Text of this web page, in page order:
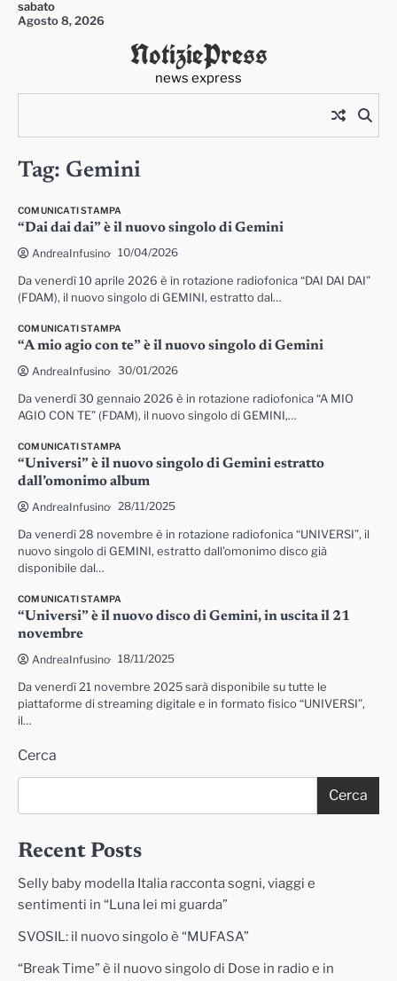
Skipsabato
Agosto 8, 2026
NotiziePress
news express
Tag: Gemini
COMUNICATI STAMPA
“Dai dai dai” è il nuovo singolo di Gemini
AndreaInfusino 10/04/2026
Da venerdì 10 aprile 2026 è in rotazione radiofonica “DAI DAI DAI”
(FDAM), il nuovo singolo di GEMINI, estratto dal…
COMUNICATI STAMPA
“A mio agio con te” è il nuovo singolo di Gemini
AndreaInfusino 30/01/2026
Da venerdì 30 gennaio 2026 è in rotazione radiofonica “A MIO
AGIO CON TE” (FDAM), il nuovo singolo di GEMINI,…
COMUNICATI STAMPA
“Universi” è il nuovo singolo di Gemini estratto
dall’omonimo album
AndreaInfusino 28/11/2025
Da venerdì 28 novembre è in rotazione radiofonica “UNIVERSI”, il
nuovo singolo di GEMINI, estratto dall’omonimo disco già
disponibile dal…
COMUNICATI STAMPA
“Universi” è il nuovo disco di Gemini, in uscita il 21
novembre
AndreaInfusino 18/11/2025
Da venerdì 21 novembre 2025 sarà disponibile su tutte le
piattaforme di streaming digitale e in formato fisico “UNIVERSI”,
il…
Cerca
Cerca
Recent Posts
Selly baby modella Italia racconta sogni, viaggi e
sentimenti in “Luna lei mi guarda”
SVOSIL: il nuovo singolo è “MUFASA”
“Break Time” è il nuovo singolo di Dose in radio e in